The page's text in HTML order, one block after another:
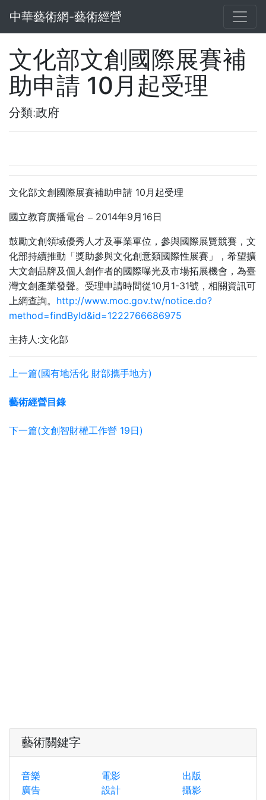
中華藝術網-藝術經營
文化部文創國際展賽補
助申請 10月起受理
分類:政府
文化部文創國際展賽補助申請 10 月起受理
國立教育廣播電台 – 2014年9 月 16 日
鼓勵文創領域優秀人才及事業單位，參與國際展覽競賽，文
化部持續推動「獎助參與文化創意類國際性展賽」，希望擴
大文創品牌及個人創作者的國際曝光及市場拓展機會，為臺
灣文創產業發聲。受理申請時間從10 月 1-31號，相關資訊可
上網查詢。 http://www.moc.gov.tw/notice.do?
method=findById&id=1222766686975
主持人:文化部
上一篇(國有地活化 財部攜手地方)
藝術經營目錄
下一篇(文創智財權工作營 19日)
藝術關鍵字
音樂 電影
出版
廣告
設計
攝影